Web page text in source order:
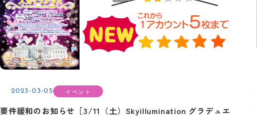
2023-03-05 イベント
要件緩和のお知らせ［3/11（土）Skyillumination グラデュエ